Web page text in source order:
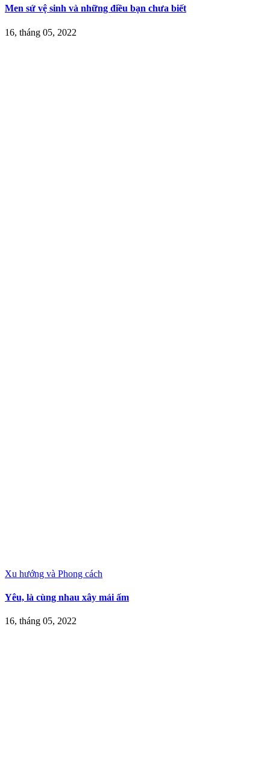
Men sứ vệ sinh và những điều bạn chưa biết
16, tháng 05, 2022
Xu hướng và Phong cách
Yêu, là cùng nhau xây mái ấm
16, tháng 05, 2022